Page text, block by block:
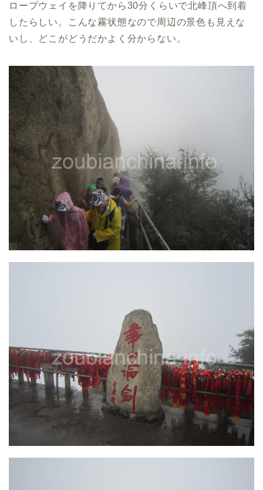
ロープウェイを降りてから30分くらいで北峰頂へ到着
したらしい。こんな霧状態なので周辺の景色も見えな
いし、どこがどうだかよく分からない。